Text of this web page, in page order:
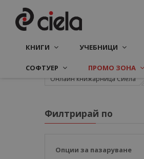
КНИГИ УЧЕБНИЦИ
СОФТУЕР ПРОМО ЗОНА
Онлайн книжарница Сиела
Филтрирай по
Опции за пазаруване